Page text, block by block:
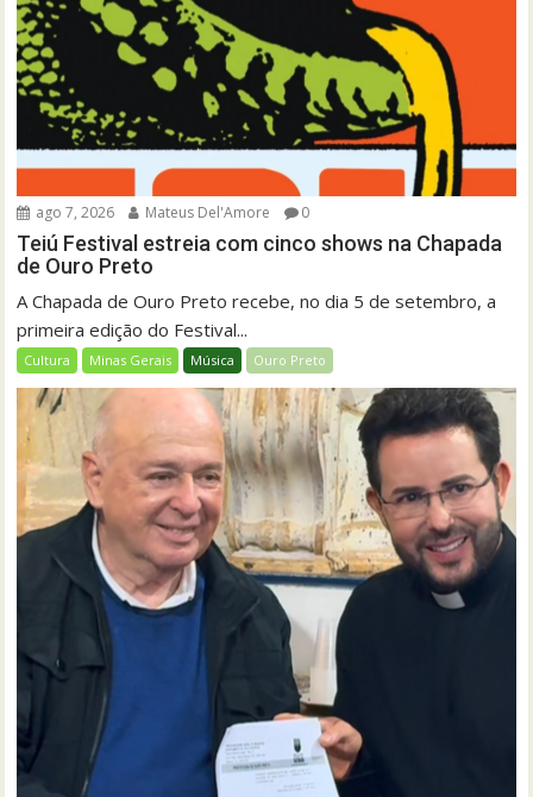
ago 7, 2026 Mateus Del'Amore 0
Teiú Festival estreia com cinco shows na Chapada
de Ouro Preto
A Chapada de Ouro Preto recebe, no dia 5 de setembro, a
primeira edição do Festival...
Cultura Minas Gerais Música Ouro Preto